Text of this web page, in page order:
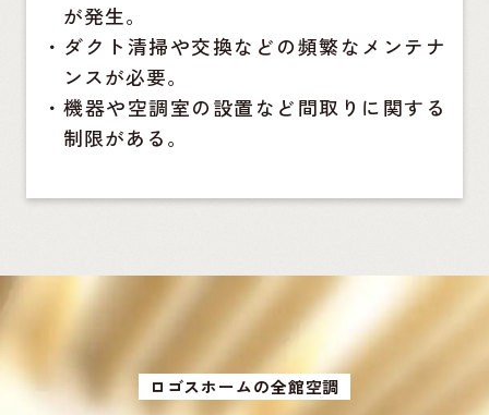
が発生。
・ ダクト清掃や交換などの頻繁なメンテナ
ンスが必要。
・機器や空調室の設置など間取りに関する
制限がある。
ロゴスホームの全館空調